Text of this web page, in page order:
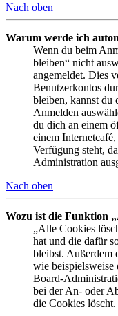
Nach oben
Warum werde ich
Wenn du beim
bleiben“ nicht
angemeldet. Dies
Benutzerkontos
bleiben, kannst du
Anmelden
du dich an einem
einem
Verfügung steht,
Administration
Nach oben
Wozu ist die Funktion
„Alle Cookies
hat und die dafür
bleibst. Außerdem
wie beispielsweise
Board-
bei der An- oder
die Cookies löscht.